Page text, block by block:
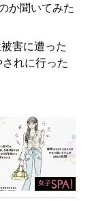
か聞いてみた
害に遭った
れに行った